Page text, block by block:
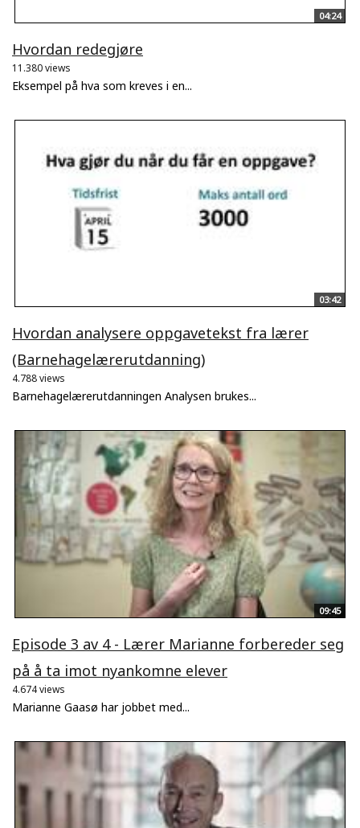
04:24
Hvordan redegjøre
11.380 views
Eksempel på hva som kreves i en...
03:42
Hvordan analysere oppgavetekst fra lærer
(Barnehagelærerutdanning)
4.788 views
Barnehagelærerutdanningen Analysen brukes...
09:45
Episode 3 av 4 - Lærer Marianne forbereder seg
på å ta imot nyankomne elever
4.674 views
Marianne Gaasø har jobbet med...